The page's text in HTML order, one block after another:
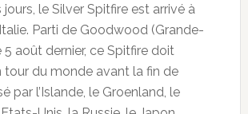
jours, le Silver Spitfire est arrivé à
Parti de Goodwood (Grande-
5 août dernier, ce Spitfire doit
tour du monde avant la fin de
par l’Islande, le Groenland, le